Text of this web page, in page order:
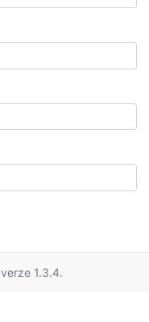
verze 1.3.4.